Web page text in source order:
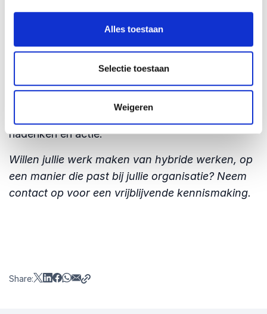
Alles toestaan
Selectie toestaan
Weigeren
Benieuwd wat hybride werken voor
jullie kan betekenen?
Kim Spinder geeft inspirerende keynotes en
praktische workshops over hybride werken en
nadenken én actie.
Willen jullie werk maken van hybride werken, op
een manier die past bij jullie organisatie? Neem
contact op voor een vrijblijvende kennismaking.
Share: